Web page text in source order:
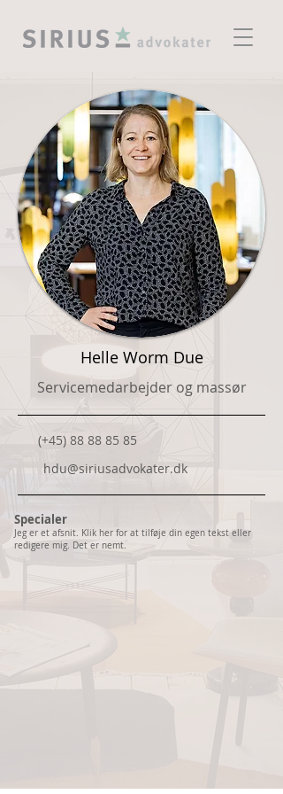
Helle Worm Due
Servicemedarbejder og massør
(+45) 88 88 85 85
hdu@siriusadvokater.dk
Specialer
Jeg er et afsnit. Klik her for at tilføje din egen tekst eller
redigere mig. Det er nemt.